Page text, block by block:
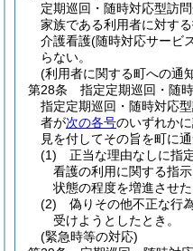
定期巡回・随時対応型訪
家族である利用者に対す
介護看護(随時対応サービ
らない。
(利用者に関する町への通
第28条
指定定期巡回・随
指定定期巡回・随時対応
者が次の各号のいずれか
見を付してその旨を町に
(1)
正当な理由なしに指
看護の利用に関する指
状態の程度を増進させた
(2)
偽りその他不正な行
受けようとしたとき。
(緊急時等の対応)